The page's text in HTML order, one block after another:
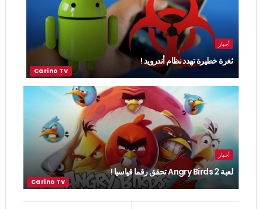
أخبار
ثغرة خطيرة تهدد نظام أندرويد !
أخبار
لعبة Angry Birds 2 تحقق رقما قياسيا !